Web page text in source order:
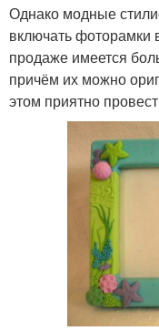
Однако модные
включать фоторамки
продаже имеется
причём их можно
этом приятно